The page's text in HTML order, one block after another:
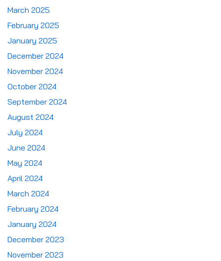
March 2025
February 2025
January 2025
December 2024
November 2024
October 2024
September 2024
August 2024
July 2024
June 2024
May 2024
April 2024
March 2024
February 2024
January 2024
December 2023
November 2023